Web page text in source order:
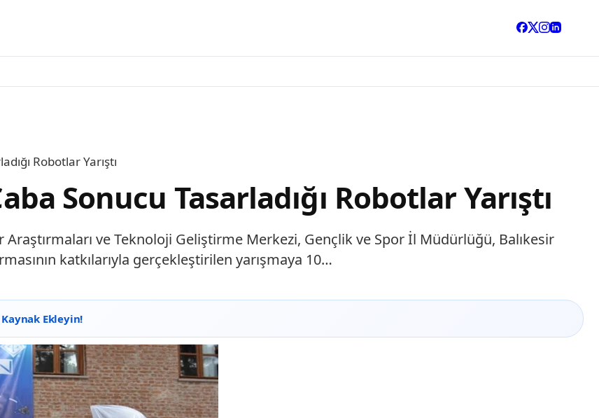
Robotlar Yarıştı
Sonucu Tasarladığı Robotlar Yarıştı
Araştırmaları ve Teknoloji Geliştirme Merkezi, Gençlik ve Spor İl Müdürlüğü, Balıkesir
katkılarıyla gerçekleştirilen yarışmaya 10…
Ekleyin!